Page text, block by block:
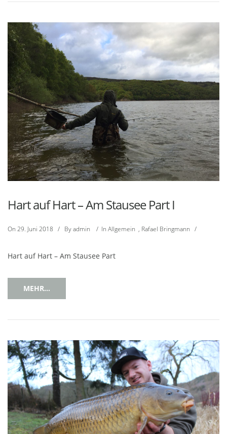
Hart auf Hart – Am Stausee Part I
On 29. Juni 2018 / Byadmin / In Allgemein , Rafael Bringmann /
Hart auf Hart – Am Stausee Part
MEHR...